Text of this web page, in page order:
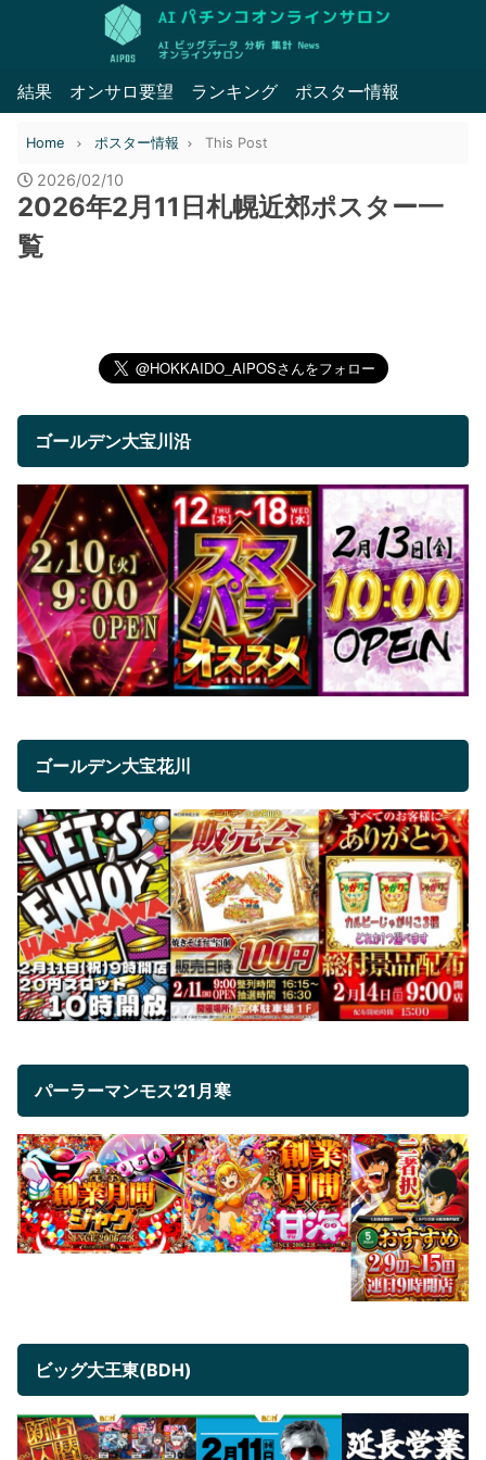
結果 オンサロ要望 ランキング ポスター情報
Home ポスター情報 This Post
2026/02/10
2026年2月11日札幌近郊ポスター一
覧
ゴールデン大宝川沿
ゴールデン大宝花川
パーラーマンモス'21月寒
ビッグ大王東(BDH)